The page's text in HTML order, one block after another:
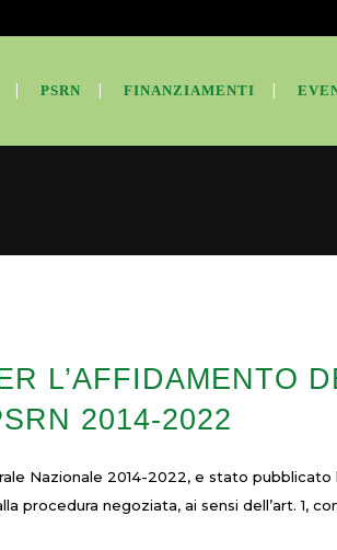
PSRN FINANZIAMENTI
L’AFFIDAMENTO
2014-2022
Nazionale 2014-2022, e stato pubblicato
procedura negoziata, ai sensi dell’art. 1,